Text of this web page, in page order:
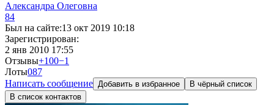
Александра Олеговна
84
Был на сайте:13 окт 2019 10:18
Зарегистрирован:
2 янв 2010 17:55
Отзывы+100−1
Лоты087
Написать сообщение Добавить в избранное
В чёрный список
В список контактов